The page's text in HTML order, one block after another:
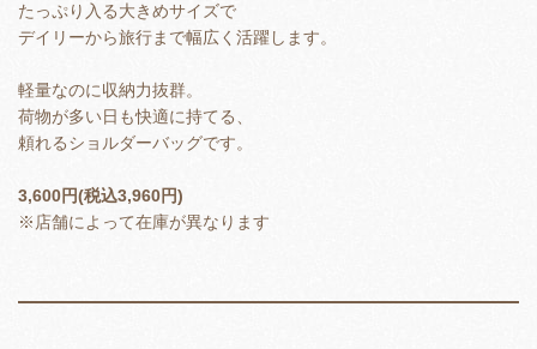
たっぷり入る大きめサイズで
デイリーから旅行まで幅広く活躍します。
軽量なのに収納力抜群。
荷物が多い日も快適に持てる、
頼れるショルダーバッグです。
3,600円(税込3,960円)
※店舗によって在庫が異なります